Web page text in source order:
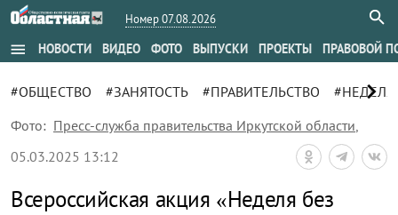
Номер 07.08.2026
menu НОВОСТИ ВИДЕО ФОТО ВЫПУСКИ ПРОЕКТЫ ПРАВОВОЙ
#ОБЩЕСТВО #ЗАНЯТОСТЬ #ПРАВИТЕЛЬСТВО #НЕДЕЛЯ
chevron_right
Фото: Пресс-служба правительства Иркутской области,
05.03.2025 13:12
Всероссийская акция «Неделя без